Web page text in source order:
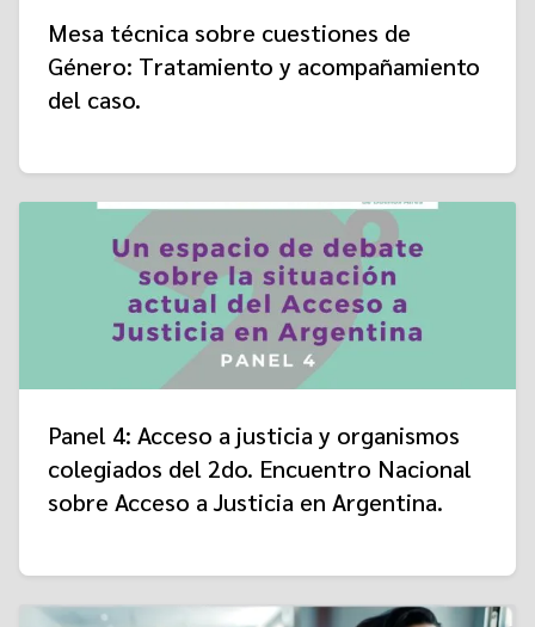
Mesa técnica sobre cuestiones de
Género: Tratamiento y acompañamiento
del caso.
Panel 4: Acceso a justicia y organismos
colegiados del 2do. Encuentro Nacional
sobre Acceso a Justicia en Argentina.